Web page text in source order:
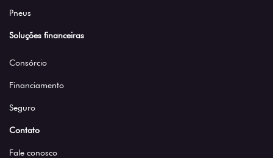
Pneus
Soluções financeiras
Consórcio
Financiamento
Seguro
Contato
Fale conosco